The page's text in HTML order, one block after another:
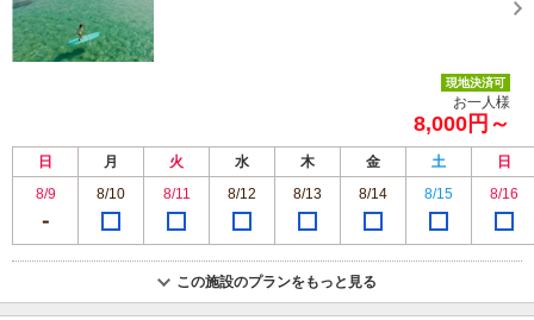
現地決済可
お一人様
8,000円～
日 月 火 水 木 金 土
日
8/9
8/10 8/11 8/12 8/13 8/14 8/15 8/16
この施設のプランをもっと見る